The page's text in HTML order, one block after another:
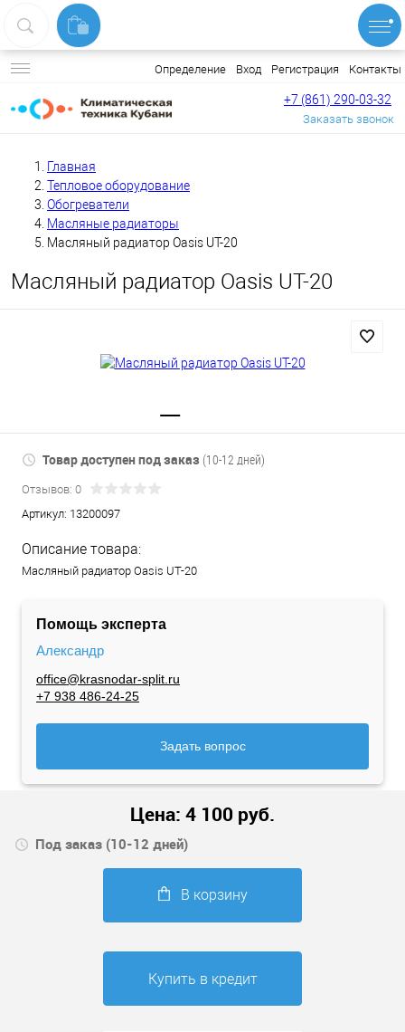
Определение Вход Регистрация Контакты
+7 (861) 290-03-32
Заказать звонок
Главная
Тепловое оборудование
Обогреватели
Масляные радиаторы
Масляный радиатор Oasis UT-20
Масляный радиатор Oasis UT-20
Товар доступен под заказ (10-12 дней)
Отзывов: 0
Артикул: 13200097
Описание товара:
Масляный радиатор Oasis UT-20
Помощь эксперта
Александр
office@krasnodar-split.ru
+7 938 486-24-25
Задать вопрос
Цена: 4 100 руб.
Под заказ (10-12 дней)
В корзину
Купить в кредит